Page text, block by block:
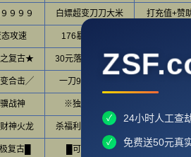
９９９ 白嫖超变刀刀大米 打充值+赞
攻速 176暴力大极品
复古★ 30元落地全满起飞 不卡充值称
合击╱ 一刀999999999
战神 ※独家战神※
神火龙 杀福利怪乱爆充值
复古█ █可充可打█ 特戒小极品
✓ 24小时人工查
✓ 免费送50元真